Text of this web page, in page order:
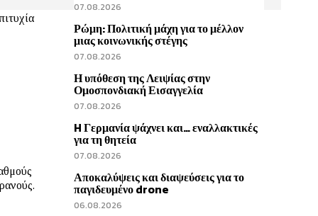
07.08.2026
Ρώμη: Πολιτική μάχη για το μέλλον
μιας κοινωνικής στέγης
07.08.2026
Η υπόθεση της Λειψίας στην
Ομοσπονδιακή Εισαγγελία
07.08.2026
H Γερμανία ψάχνει και… εναλλακτικές
για τη θητεία
07.08.2026
Αποκαλύψεις και διαψεύσεις για το
παγιδευμένο drone
06.08.2026